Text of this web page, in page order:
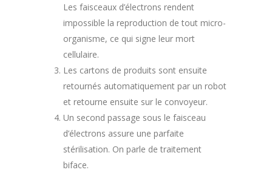
Les faisceaux d’électrons rendent
impossible la reproduction de tout micro-
organisme, ce qui signe leur mort
cellulaire.
Les cartons de produits sont ensuite
retournés automatiquement par un robot
et retourne ensuite sur le convoyeur.
Un second passage sous le faisceau
d’électrons assure une parfaite
stérilisation. On parle de traitement
biface.